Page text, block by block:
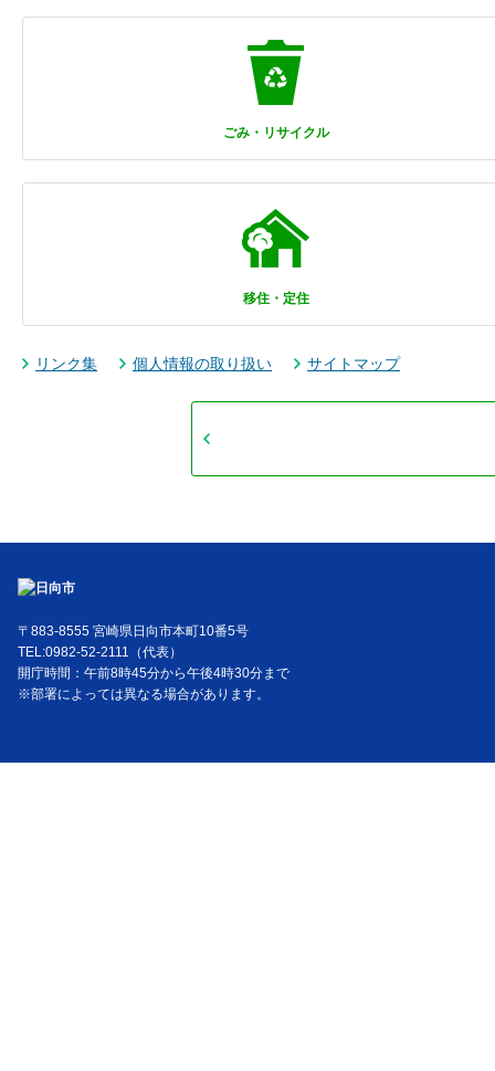
ごみ・リサイクル
移住・定住
リンク集 個人情報の取り扱い サイトマップ
〒883-8555 宮崎県日向市本町10番5号
TEL:0982-52-2111（代表）
開庁時間：午前8時45分から午後4時30分まで
※部署によっては異なる場合があります。